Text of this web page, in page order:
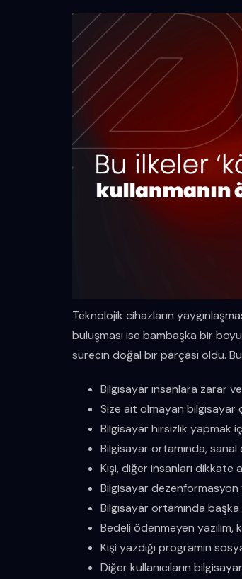
Teknolojik cihazların
buluşması ise bambaşka bir
sürecin doğal bir parçası oldu. Bu
Bilgisayar insanlara zarar
Size ait olmayan bilgisayar
Bilgisayar hırsızlık yapmak
Bilgisayar ortamında, sanal
Kişi, diğer insanları dikkate
Bilgisayar dezenformasyon
Bilgisayar ortamında
Bedeli ödenmeyen yazılım,
Kişi yazdığı programın
Diğer kullanıcıların